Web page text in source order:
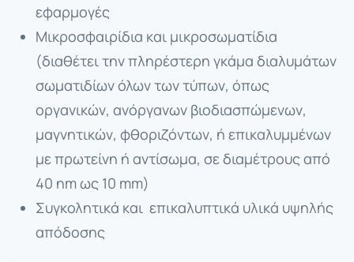
εφαρμογές
Μικροσφαιρίδια και μικροσωματίδια
(διαθέτει την πληρέστερη γκάμα διαλυμάτων
σωματιδίων όλων των τύπων, όπως
οργανικών, ανόργανων βιοδιασπώμενων,
μαγνητικών, φθοριζόντων, ή επικαλυμμένων
με πρωτείνη ή αντίσωμα, σε διαμέτρους από
40 nm ως 10 mm)
Συγκολητικά και επικαλυπτικά υλικά υψηλής
απόδοσης